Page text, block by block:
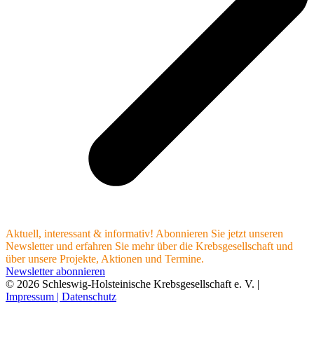
Aktuell, interessant & informativ! Abonnieren Sie jetzt unseren
Newsletter und erfahren Sie mehr über die Krebsgesellschaft und
über unsere Projekte, Aktionen und Termine.
Newsletter abonnieren
© 2026 Schleswig-Holsteinische Krebsgesellschaft e. V. |
Impressum | Datenschutz